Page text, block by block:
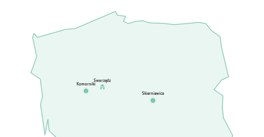
Komorniki
Swarzędz
Skierniewice